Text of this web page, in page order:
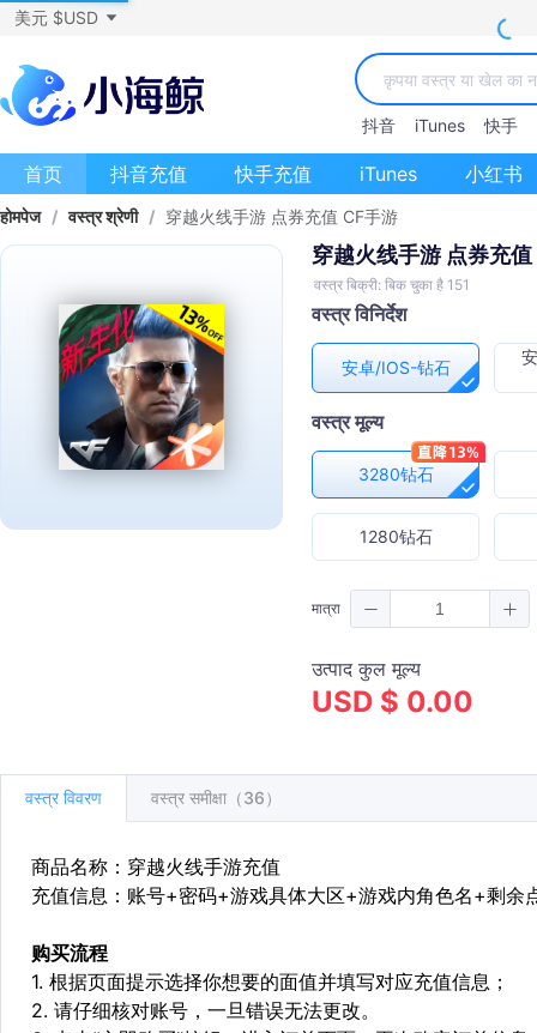
美元 $USD
抖音 iTunes 快手
首页 抖音充值 快手充值 iTunes 小红书
होमपेज / वस्त्र श्रेणी / 穿越火线手游 点券充值 CF手游
穿越火线手游 点券充
वस्त्र बिक्री: बिक चुका है 151
वस्त्र विनिर्देश
安卓/IOS-钻石
वस्त्र मूल्य
3280钻石
1280钻石
मात्रा
उत्पाद कुल मूल्य
USD $ 0.00
वस्त्र विवरण वस्त्र समीक्षा（36）
商品名称：穿越火线手游充值
充值信息：账号+密码+游戏具体大区+游戏内角色名+剩余
购买流程
1. 根据页面提示选择你想要的面值并填写对应充值信息；
2. 请仔细核对账号，一旦错误无法更改。